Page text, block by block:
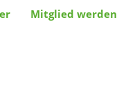
Mitglied werden